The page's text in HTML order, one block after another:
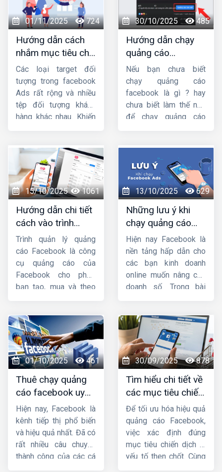
đổi vẫn thấp. Vì vậy,
việc nắm vữngcách
tạo đối tượng quảng
cáo trên Facebook
kỹ năng bắt buộc đối
với bất kỳ nhà quảng
cáo nào, dù bạn là
người mới hay đã chạy
Ads lâu năm.
cáo Facebookđơn
giản và hiệu quả, giúp
bạn nắm bắt mọi thông
tin cần thiết để tối ưu
hóa chiến dịch.
01/11/2025 724
Hướng dẫn cách
nhắm mục tiêu chi
tiết trong quảng
cáo facebook
Các loại target đối
tượng trong facebook
Ads rất rộng và nhiều
tệp đối tượng khách
hàng khác nhau. Khiến
vì không biết nên sử
dụng ads target gì phù
hợp với sản phẩm/
dịch vụ của mình.
Trong bài chia sẻ này,
HIGsẽ hướng dẫn
cách nhắm mục tiêu
chi tiết trong quảng
cáo facebook. Mời
các bạn cùng theo dõi
nhá.
30/10/2025 485
Hướng dẫn chạy
quảng cáo
facebook từ a đến
z từ chuyên gia
Nếu bạn chưa biết
chạy quảng cáo
facebook là gì ? hay
chưa biết làm thế nào
để chạy quảng cáo
facebook từ a đến
zcủaCông ty HIG
để
nắm rõ nhé !
15/10/2025 1061
Hướng dẫn chi tiết
cách vào trình
quản lý quảng cáo
trên facebook
Trình quản lý quảng
cáo Facebook là công
cụ quảng cáo của
Facebook cho phép
bạn tạo, mua và theo
sẽ cung cấp cho bạn
cách vào trình quản
lý quảng cáo trên
Facebookbằng điện
thoại, máy tính một
cách nhanh chóng.
13/10/2025 629
Những lưu ý khi
chạy quảng cáo
facebook mà bạn
cần phải biết
Hiện nay Facebook là
nền tảng hấp dẫn cho
các bạn kinh doanh
online muốn nâng cao
doanh số. Trong bài
hiểu
những lưu ý khi
chạy quảng cáo
facebooknhé !
01/10/2025
461
Thuê chạy quảng
cáo facebook uy
tín, chuyên nghiệp,
hiệu quả ở đâu ?
Hiện nay, Facebook là
kênh tiếp thị phổ biến
và hiệu quả nhất. Đã có
rất nhiều câu chuyện
thành công của các cá
30/09/2025 878
Tìm hiểu chi tiết về
các mục tiêu chiến
dịch quảng cáo
facebook
Để tối ưu hóa hiệu quả
quảng cáo Facebook,
việc xác định đúng
mục tiêu chiến dịch là
yếu tố then chốt. Cùng